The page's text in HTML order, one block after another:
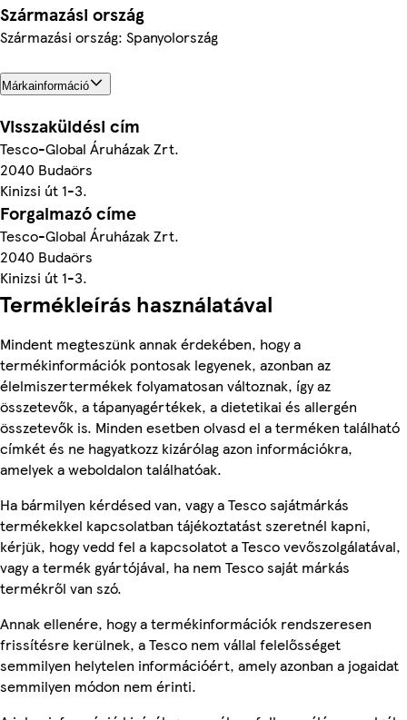
Származási ország
Származási ország: Spanyolország
Márkainformáció
Visszaküldési cím
Tesco-Global Áruházak Zrt.
2040 Budaörs
Kinizsi út 1-3.
Forgalmazó címe
Tesco-Global Áruházak Zrt.
2040 Budaörs
Kinizsi út 1-3.
Termékleírás használatával
Mindent megteszünk annak érdekében, hogy a
termékinformációk pontosak legyenek, azonban az
élelmiszertermékek folyamatosan változnak, így az
összetevők, a tápanyagértékek, a dietetikai és allergén
összetevők is. Minden esetben olvasd el a terméken található
címkét és ne hagyatkozz kizárólag azon információkra,
amelyek a weboldalon találhatóak.
Ha bármilyen kérdésed van, vagy a Tesco sajátmárkás
termékekkel kapcsolatban tájékoztatást szeretnél kapni,
kérjük, hogy vedd fel a kapcsolatot a Tesco vevőszolgálatával,
vagy a termék gyártójával, ha nem Tesco saját márkás
termékről van szó.
Annak ellenére, hogy a termékinformációk rendszeresen
frissítésre kerülnek, a Tesco nem vállal felelősséget
semmilyen helytelen információért, amely azonban a jogaidat
semmilyen módon nem érinti.